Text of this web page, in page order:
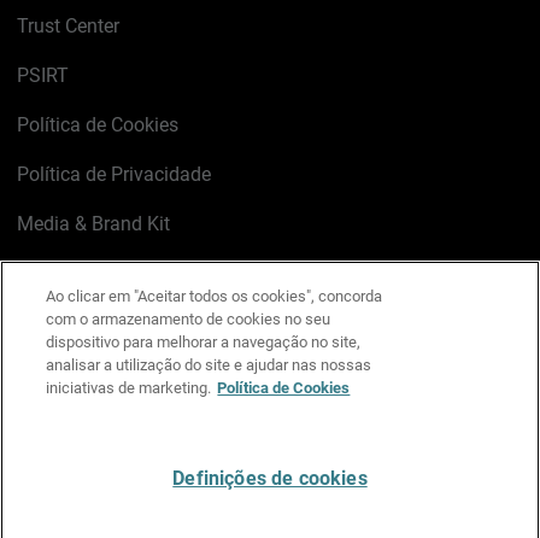
Trust Center
PSIRT
Política de Cookies
Política de Privacidade
Media & Brand Kit
LinkedIn
X FacebookInstagram
YouTube
Ao clicar em "Aceitar todos os cookies", concorda
com o armazenamento de cookies no seu
dispositivo para melhorar a navegação no site,
analisar a utilização do site e ajudar nas nossas
iniciativas de marketing. Política de Cookies
Definições de cookies